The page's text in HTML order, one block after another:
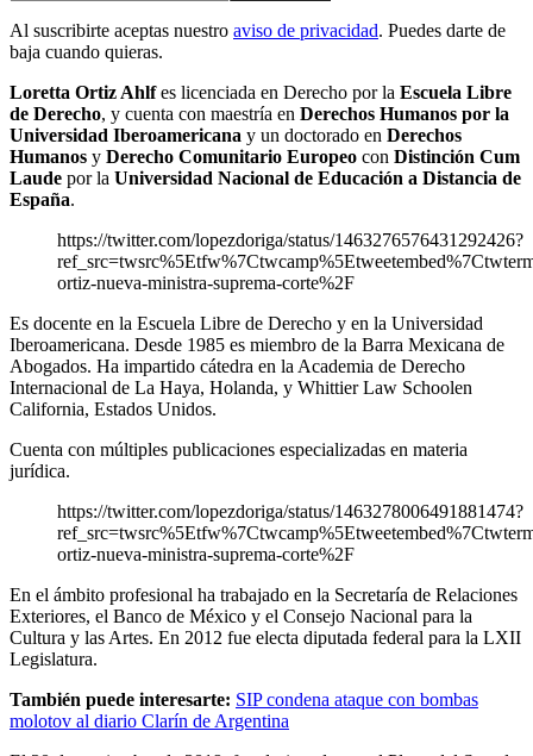
Al suscribirte aceptas nuestro aviso de privacidad. Puedes darte de
baja cuando quieras.
Loretta Ortiz Ahlfes licenciada en Derecho por la Escuela Libre
de Derecho, y cuenta con maestría en Derechos Humanos por la
Universidad Iberoamericana y un doctorado en Derechos
Humanos y Derecho Comunitario Europeo con Distinción Cum
Laude por la Universidad Nacional de Educación a Distancia de
España.
https://twitter.com/lopezdoriga/status/1463276576431292426?
ortiz-nueva-ministra-suprema-corte%2F
Es docente en la Escuela Libre de Derecho y en la Universidad
Iberoamericana. Desde 1985 es miembro de la Barra Mexicana de
Abogados. Ha impartido cátedra en la Academia de Derecho
Internacional de La Haya, Holanda, y Whittier Law Schoolen
California, Estados Unidos.
Cuenta con múltiples publicaciones especializadas en materia
jurídica.
https://twitter.com/lopezdoriga/status/1463278006491881474?
ortiz-nueva-ministra-suprema-corte%2F
En el ámbito profesional ha trabajado en la Secretaría de Relaciones
Exteriores, el Banco de México y el Consejo Nacional para la
Cultura y las Artes. En 2012 fue electa diputada federal para la LXII
Legislatura.
También puede interesarte: SIP condena ataque con bombas
molotov al diario Clarín de Argentina